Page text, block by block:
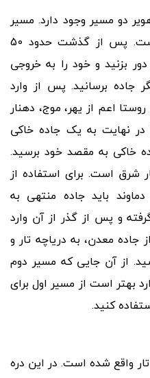
دو مسیر وجود دارد. مسیر
اول از سمت جاده فیروزکوه است. پس از گذشت حدود 50
دور بزنید و خود را به خروجی
جاده برسانید. پس از وارد
اعم از یهر، موج، دهنار
نهایت به یک جاده خاکی
خاکی به مقصد خود برسید.
شرق است. برای استفاده از
باید جاده منتهی به
و پس از گذر از آن وارد
معدن، به دریاچه تار و
از آن جایی که مسیر دوم
بهتر است از مسیر اول برای
کنید.
واقع شده است. در این دره